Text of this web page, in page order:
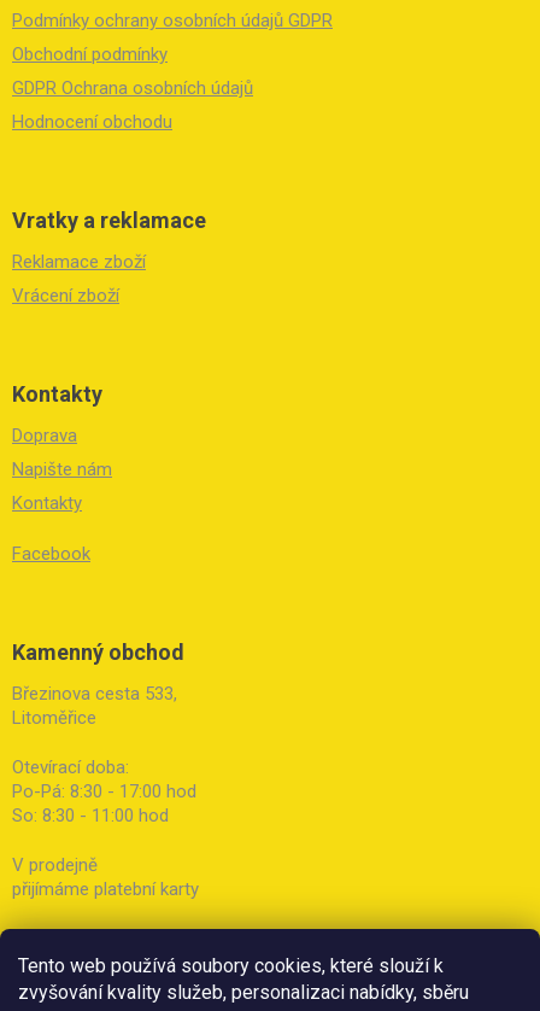
Tento web používá soubory cookies, které slouží k
zvyšování kvality služeb, personalizaci nabídky, sběru
Podmínky ochrany osobních údajů GDPR
Obchodní podmínky
GDPR Ochrana osobních údajů
Hodnocení obchodu
Vratky a reklamace
Reklamace zboží
Vrácení zboží
Kontakty
Doprava
Napište nám
Kontakty
Facebook
Kamenný obchod
Březinova cesta 533,
Litoměřice
Otevírací doba:
Po-Pá: 8:30 - 17:00 hod
So: 8:30 - 11:00 hod
V prodejně
přijímáme platební karty